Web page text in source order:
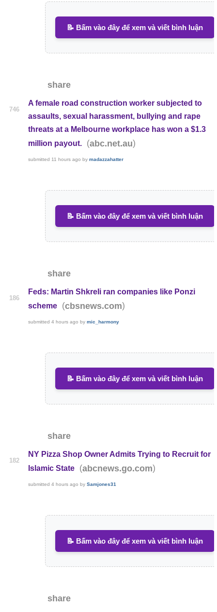
📝 Bấm vào đây để xem và viết bình luận
share
746
A female road construction worker subjected to
assaults, sexual harassment, bullying and rape
threats at a Melbourne workplace has won a $1.3
million payout.
(abc.net.au)
submitted 11 hours ago bymadazzahatter
📝 Bấm vào đây để xem và viết bình luận
share
186
Feds: Martin Shkreli ran companies like Ponzi
scheme
(cbsnews.com)
submitted4 hours ago bymic_harmony
📝 Bấm vào đây để xem và viết bình luận
share
182
NY Pizza Shop Owner Admits Trying to Recruit for
Islamic State
(abcnews.go.com)
submitted4 hours ago bySamjones31
📝 Bấm vào đây để xem và viết bình luận
share